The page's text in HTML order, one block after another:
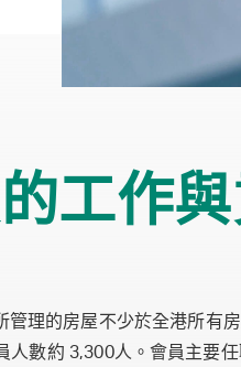
工作
管理的房屋不少於全港所有
人數約 3,300人。會員主要